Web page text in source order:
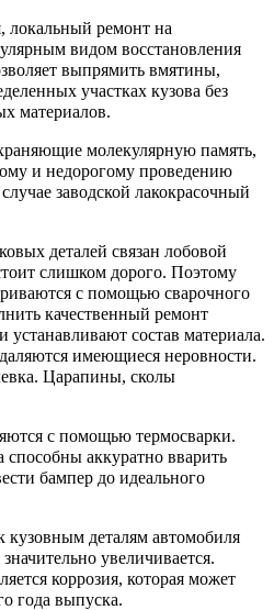
локальный ремонт на
видом восстановления
выпрямить вмятины,
участках кузова без
материалов.
молекулярную память,
и недорогому проведению
заводской лакокрасочный
деталей связан лобовой
слишком дорого. Поэтому
с помощью сварочного
качественный ремонт
состав материала.
имеющиеся неровности.
Царапины, сколы
с помощью термосварки.
аккуратно вварить
бампер до идеального
деталям автомобиля
увеличивается.
коррозия, которая может
года выпуска.